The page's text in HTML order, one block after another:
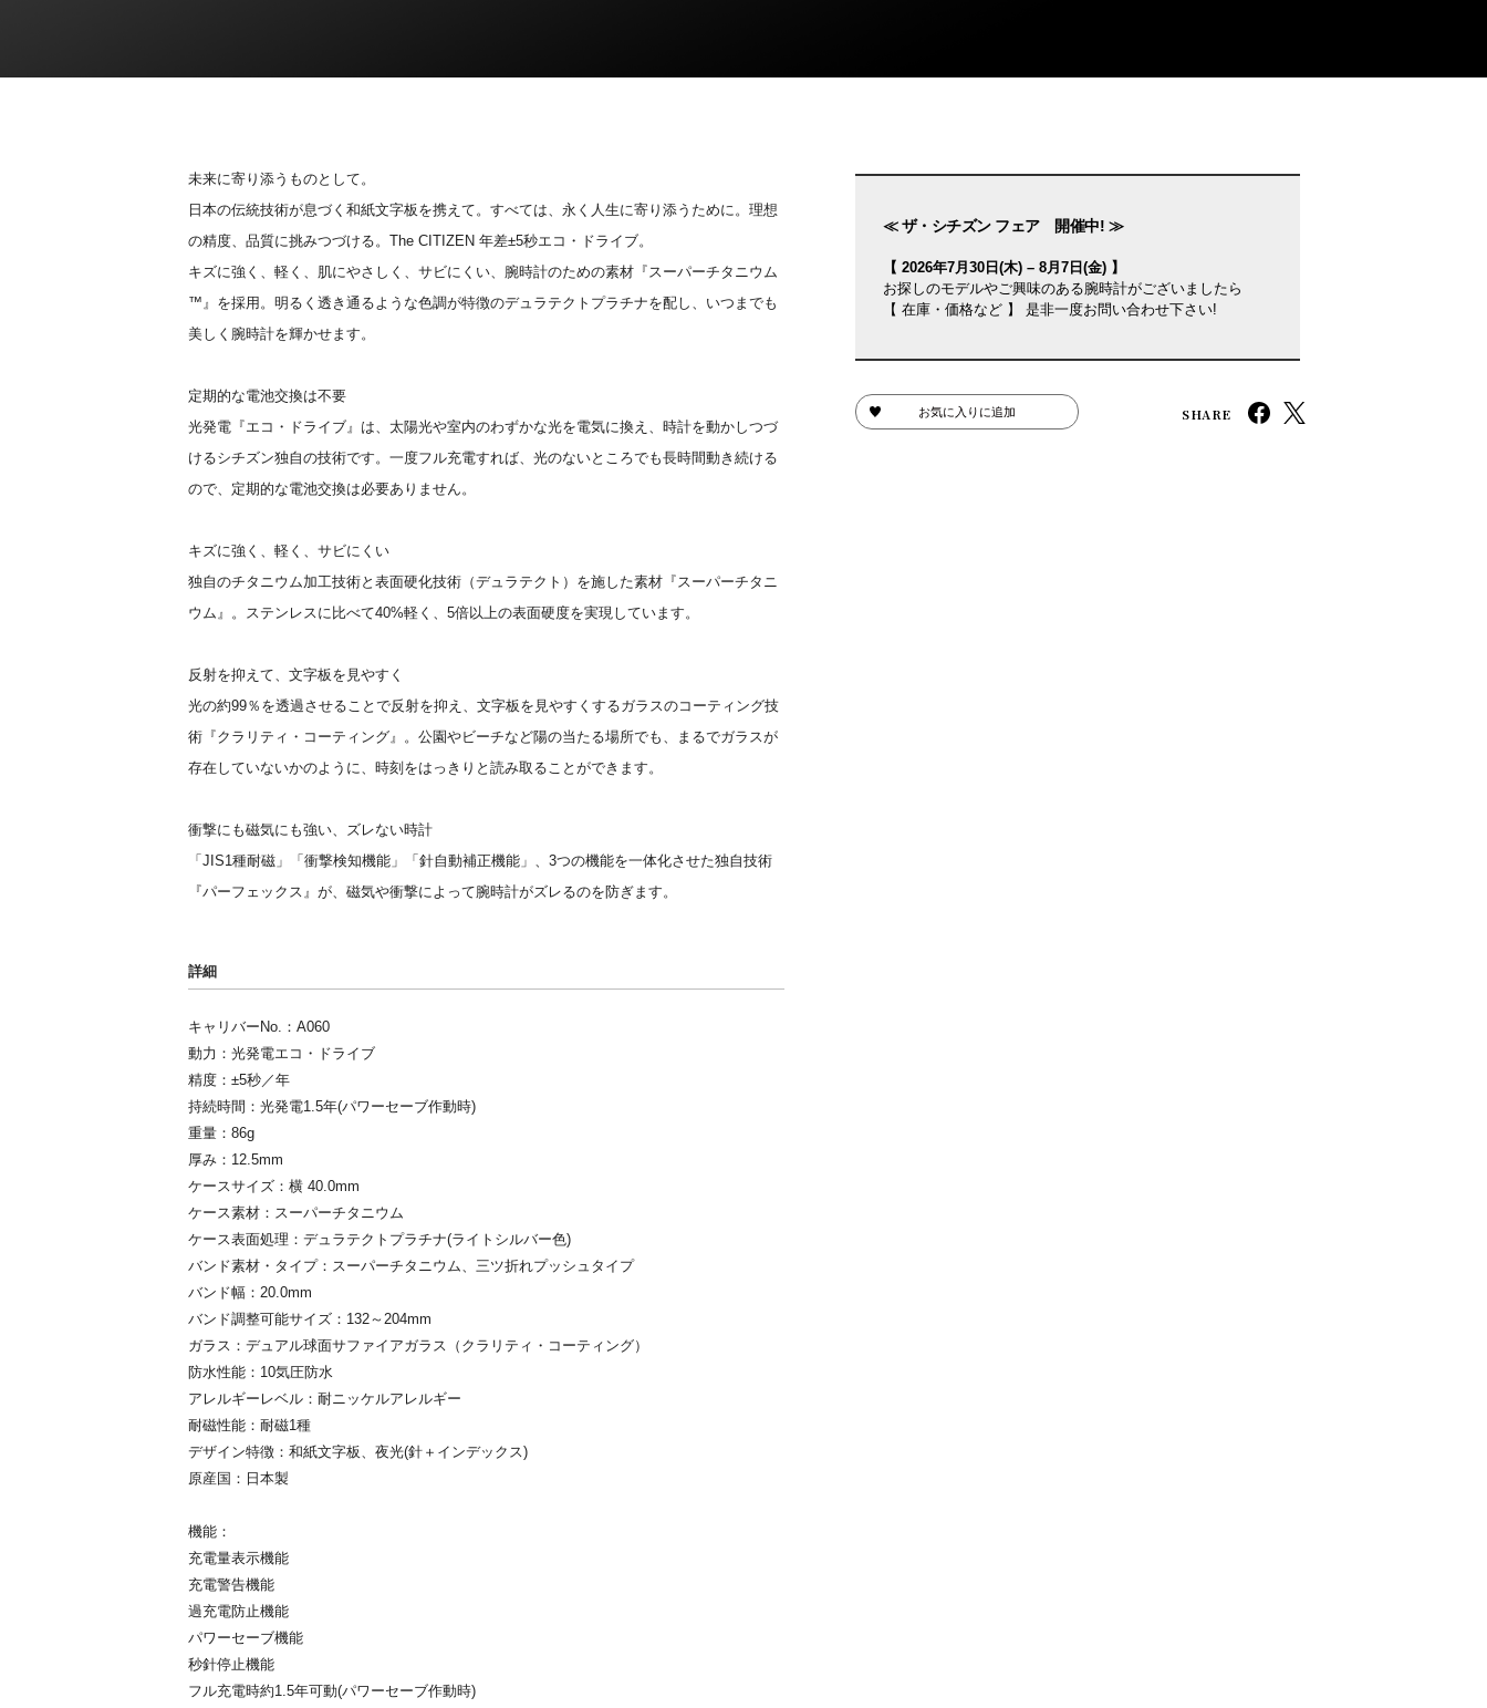
未来に寄り添うものとして。
日本の伝統技術が息づく和紙文字板を携えて。すべては、永く人生に寄り添うために。理想
の精度、品質に挑みつづける。The CITIZEN 年差±5秒エコ・ドライブ。
キズに強く、軽く、肌にやさしく、サビにくい、腕時計のための素材『スーパーチタニウム
™』を採用。明るく透き通るような色調が特徴のデュラテクトプラチナを配し、いつまでも
美しく腕時計を輝かせます。
定期的な電池交換は不要
光発電『エコ・ドライブ』は、太陽光や室内のわずかな光を電気に換え、時計を動かしつづ
けるシチズン独自の技術です。一度フル充電すれば、光のないところでも長時間動き続ける
ので、定期的な電池交換は必要ありません。
キズに強く、軽く、サビにくい
独自のチタニウム加工技術と表面硬化技術（デュラテクト）を施した素材『スーパーチタニ
ウム』。ステンレスに比べて40%軽く、5倍以上の表面硬度を実現しています。
反射を抑えて、文字板を見やすく
光の約99％を透過させることで反射を抑え、文字板を見やすくするガラスのコーティング技
術『クラリティ・コーティング』。公園やビーチなど陽の当たる場所でも、まるでガラスが
存在していないかのように、時刻をはっきりと読み取ることができます。
衝撃にも磁気にも強い、ズレない時計
「JIS1種耐磁」「衝撃検知機能」「針自動補正機能」、3つの機能を一体化させた独自技術
『パーフェックス』が、磁気や衝撃によって腕時計がズレるのを防ぎます。
詳細
キャリバーNo.：A060
動力：光発電エコ・ドライブ
精度：±5秒／年
持続時間：光発電1.5年(パワーセーブ作動時)
重量：86g
厚み：12.5mm
ケースサイズ：横 40.0mm
ケース素材：スーパーチタニウム
ケース表面処理：デュラテクトプラチナ(ライトシルバー色)
バンド素材・タイプ：スーパーチタニウム、三ツ折れプッシュタイプ
バンド幅：20.0mm
バンド調整可能サイズ：132～204mm
ガラス：デュアル球面サファイアガラス（クラリティ・コーティング）
防水性能：10気圧防水
アレルギーレベル：耐ニッケルアレルギー
耐磁性能：耐磁1種
デザイン特徴：和紙文字板、夜光(針＋インデックス)
原産国：日本製
機能：
充電量表示機能
充電警告機能
過充電防止機能
パワーセーブ機能
秒針停止機能
フル充電時約1.5年可動(パワーセーブ作動時)
≪ ザ・シチズン フェア 開催中! ≫
【 2026年7月30日(木) – 8月7日(金) 】
お探しのモデルやご興味のある腕時計がございましたら
【 在庫・価格など 】 是非一度お問い合わせ下さい!
お気に入りに追加 SHARE